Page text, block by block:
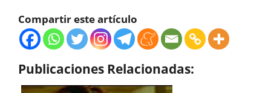
Compartir este artículo
Publicaciones Relacionadas: